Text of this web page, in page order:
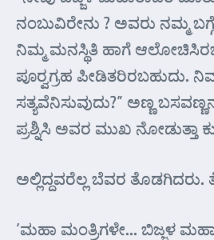
ನಂಬುವಿರೇನು ? ಅವರು ನಮ್ಮ
ನಿಮ್ಮ ಮನಸ್ಥಿತಿ ಹಾಗೆ
ಪೂರ್‍ವಗ್ರಹ ಪೀಡಿತರಿರಬಹುದು.
ಸತ್ಯವೆನಿಸುವುದು?” ಅಣ್ಣ
ಪ್ರಶ್ನಿಸಿ ಅವರ ಮುಖ ನೋಡುತ್ತಾ
ಅಲ್ಲಿದ್ದವರೆಲ್ಲ ಬೆವರ
‘ಮಹಾ ಮಂತ್ರಿಗಳೇ… ಬಿಜ್ಜಳ